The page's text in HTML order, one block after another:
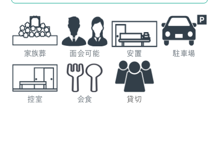
家族葬 面会可能 安置 駐車場
控室 会食 貸切